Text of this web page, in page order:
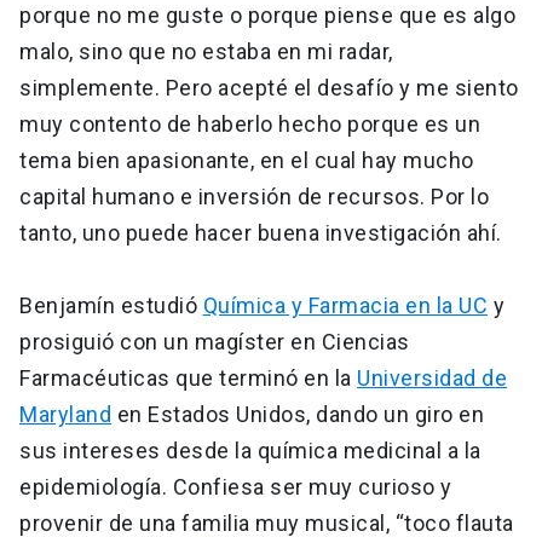
porque no me guste o porque piense que es algo
malo, sino que no estaba en mi radar,
simplemente. Pero acepté el desafío y me siento
muy contento de haberlo hecho porque es un
tema bien apasionante, en el cual hay mucho
capital humano e inversión de recursos. Por lo
tanto, uno puede hacer buena investigación ahí.
Benjamín estudió Química y Farmacia en la UC y
prosiguió con un magíster en Ciencias
Farmacéuticas que terminó en la Universidad de
Maryland en Estados Unidos, dando un giro en
sus intereses desde la química medicinal a la
epidemiología. Confiesa ser muy curioso y
provenir de una familia muy musical, “toco flauta